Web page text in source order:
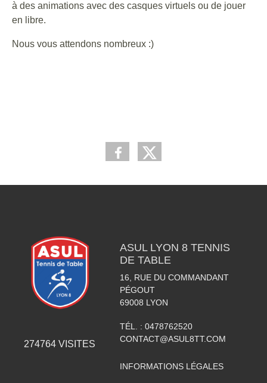
à des animations avec des casques virtuels ou de jouer
en libre.
Nous vous attendons nombreux :)
274764 VISITES
ASUL LYON 8 TENNIS
DE TABLE
16, RUE DU COMMANDANT
PÉGOUT
69008 LYON
TÉL. : 0478762520
CONTACT@ASUL8TT.COM
INFORMATIONS LÉGALES